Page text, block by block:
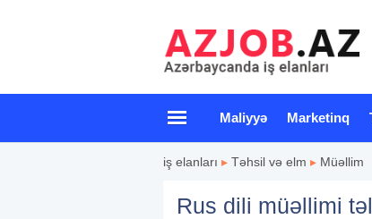
Maliyyə Marketinq
iş elanları ▸ Təhsil və elm ▸ Müəllim
Rus dili müəllimi